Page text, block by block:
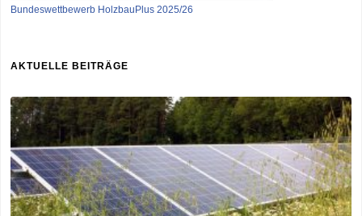
Bundeswettbewerb HolzbauPlus 2025/26
AKTUELLE BEITRÄGE